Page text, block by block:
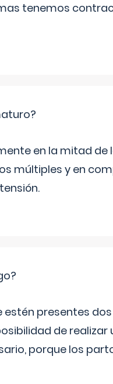
tenemos
en la mitad de
múltiples y en
presentes
de realizar
porque los